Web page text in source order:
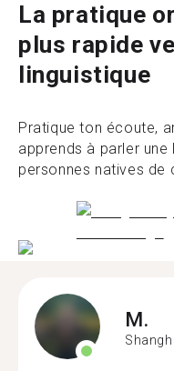
La pratique
plus rapide
linguistique
Pratique ton écoute,
apprends à parler
personnes natives de
M.